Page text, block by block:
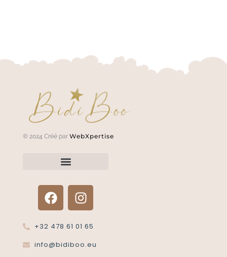
© 2024 Créé par WebXpertise
+32 478 61 01 65
info@bidiboo.eu